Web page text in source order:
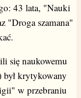
43 lata, "Nauki
"Droga szamana"
się naukowemu
był krytykowany
w przebraniu